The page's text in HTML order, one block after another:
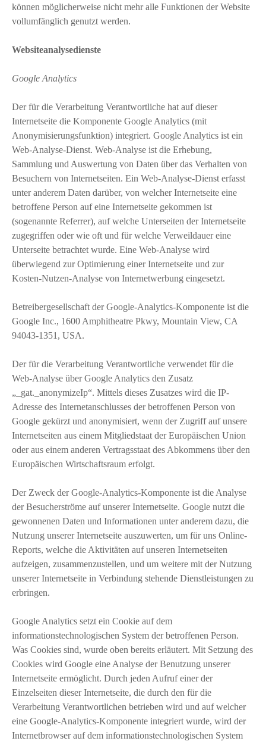
können möglicherweise nicht mehr alle Funktionen der Website
vollumfänglich genutzt werden.
Websiteanalysedienste
Google Analytics
Der für die Verarbeitung Verantwortliche hat auf dieser
Internetseite die Komponente Google Analytics (mit
Anonymisierungsfunktion) integriert. Google Analytics ist ein
Web-Analyse-Dienst. Web-Analyse ist die Erhebung,
Sammlung und Auswertung von Daten über das Verhalten von
Besuchern von Internetseiten. Ein Web-Analyse-Dienst erfasst
unter anderem Daten darüber, von welcher Internetseite eine
betroffene Person auf eine Internetseite gekommen ist
(sogenannte Referrer), auf welche Unterseiten der Internetseite
zugegriffen oder wie oft und für welche Verweildauer eine
Unterseite betrachtet wurde. Eine Web-Analyse wird
überwiegend zur Optimierung einer Internetseite und zur
Kosten-Nutzen-Analyse von Internetwerbung eingesetzt.
Betreibergesellschaft der Google-Analytics-Komponente ist die
Google Inc., 1600 Amphitheatre Pkwy, Mountain View, CA
94043-1351, USA.
Der für die Verarbeitung Verantwortliche verwendet für die
Web-Analyse über Google Analytics den Zusatz
„_gat._anonymizeIp“. Mittels dieses Zusatzes wird die IP-
Adresse des Internetanschlusses der betroffenen Person von
Google gekürzt und anonymisiert, wenn der Zugriff auf unsere
Internetseiten aus einem Mitgliedstaat der Europäischen Union
oder aus einem anderen Vertragsstaat des Abkommens über den
Europäischen Wirtschaftsraum erfolgt.
Der Zweck der Google-Analytics-Komponente ist die Analyse
der Besucherströme auf unserer Internetseite. Google nutzt die
gewonnenen Daten und Informationen unter anderem dazu, die
Nutzung unserer Internetseite auszuwerten, um für uns Online-
Reports, welche die Aktivitäten auf unseren Internetseiten
aufzeigen, zusammenzustellen, und um weitere mit der Nutzung
unserer Internetseite in Verbindung stehende Dienstleistungen zu
erbringen.
Google Analytics setzt ein Cookie auf dem
informationstechnologischen System der betroffenen Person.
Was Cookies sind, wurde oben bereits erläutert. Mit Setzung des
Cookies wird Google eine Analyse der Benutzung unserer
Internetseite ermöglicht. Durch jeden Aufruf einer der
Einzelseiten dieser Internetseite, die durch den für die
Verarbeitung Verantwortlichen betrieben wird und auf welcher
eine Google-Analytics-Komponente integriert wurde, wird der
Internetbrowser auf dem informationstechnologischen System